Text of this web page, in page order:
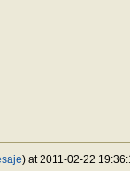
) at 2011-02-22